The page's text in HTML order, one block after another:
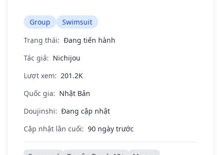
Group
Swimsuit
Trạng thái: Đang tiến hành
Tác giả: Nichijou
Lượt xem: 201.2K
Quốc gia: Nhật Bản
Doujinshi: Đang cập nhật
Cập nhật lần cuối: 90 ngày trước